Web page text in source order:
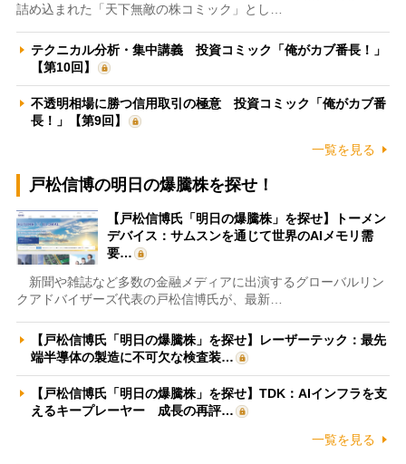
詰め込まれた「天下無敵の株コミック」とし…
テクニカル分析・集中講義 投資コミック「俺がカブ番長！」
【第10回】
不透明相場に勝つ信用取引の極意 投資コミック「俺がカブ番
長！」【第9回】
一覧を見る
戸松信博の明日の爆騰株を探せ！
【戸松信博氏「明日の爆騰株」を探せ】トーメン
デバイス：サムスンを通じて世界のAIメモリ需
要…
新聞や雑誌など多数の金融メディアに出演するグローバルリン
クアドバイザーズ代表の戸松信博氏が、最新…
【戸松信博氏「明日の爆騰株」を探せ】レーザーテック：最先
端半導体の製造に不可欠な検査装…
【戸松信博氏「明日の爆騰株」を探せ】TDK：AIインフラを支
えるキープレーヤー 成長の再評…
一覧を見る